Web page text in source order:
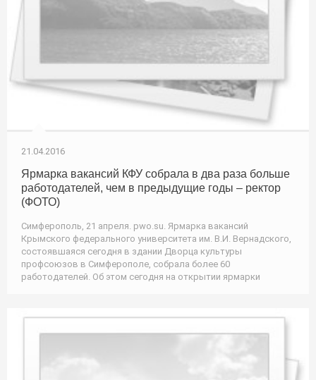
21.04.2016
Ярмарка вакансий КФУ собрала в два раза больше
работодателей, чем в предыдущие годы – ректор
(ФОТО)
Симферополь, 21 апреля. pwo.su. Ярмарка вакансий
Крымского федерального университета им. В.И. Вернадского,
состоявшаяся сегодня в здании Дворца культуры
профсоюзов в Симферополе, собрала более 60
работодателей. Об этом сегодня на открытии ярмарки